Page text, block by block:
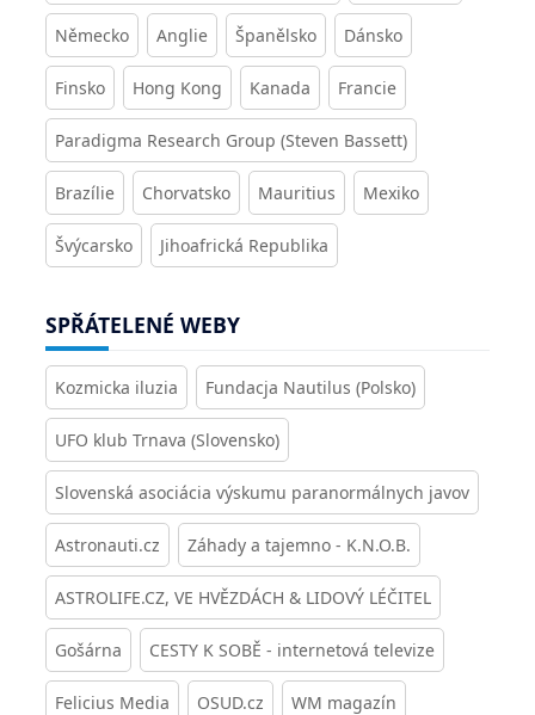
Německo Anglie Španělsko Dánsko
Finsko Hong Kong Kanada Francie
Paradigma Research Group (Steven Bassett)
Brazílie Chorvatsko Mauritius Mexiko
Švýcarsko Jihoafrická Republika
SPŘÁTELENÉ WEBY
Kozmicka iluzia Fundacja Nautilus (Polsko)
UFO klub Trnava (Slovensko)
Slovenská asociácia výskumu paranormálnych javov
Astronauti.cz Záhady a tajemno - K.N.O.B.
ASTROLIFE.CZ, VE HVĚZDÁCH & LIDOVÝ LÉČITEL
Gošárna CESTY K SOBĚ - internetová televize
Felicius Media OSUD.cz WM magazín